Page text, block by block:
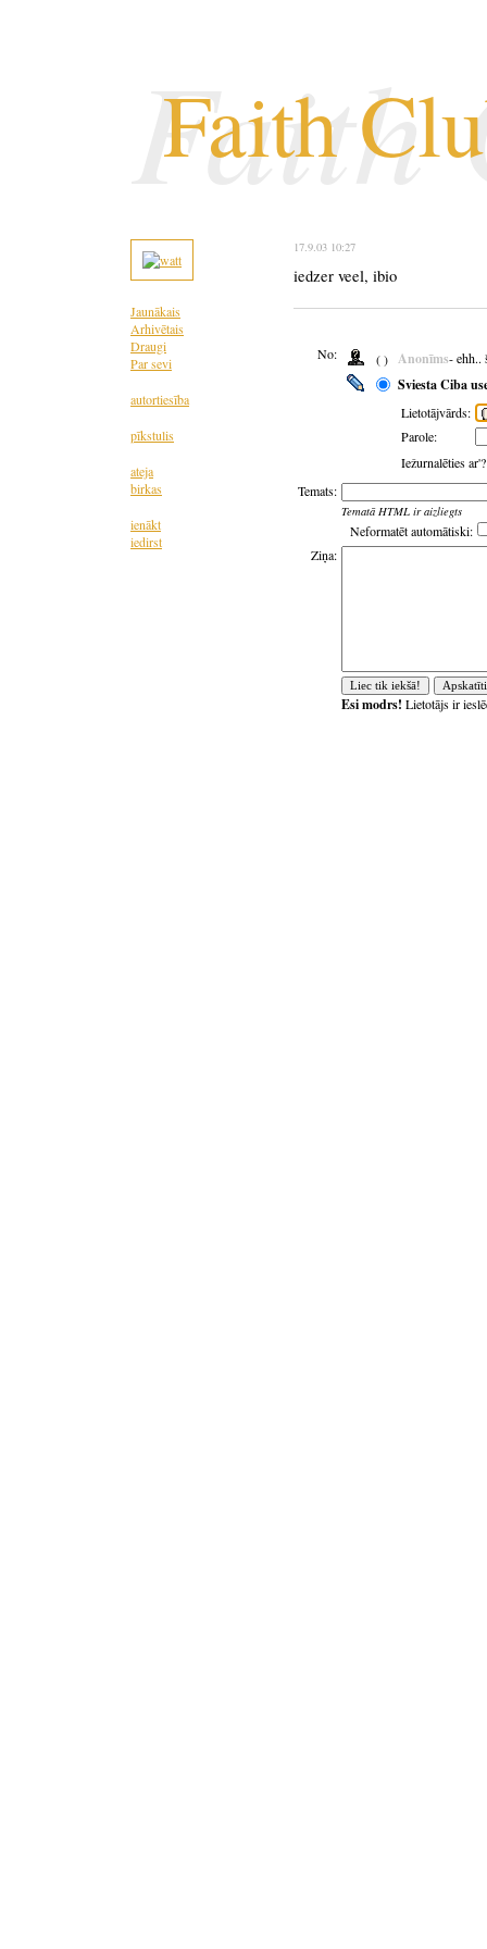
Faith
Faith
Jaunākais
Arhivētais
Draugi
Par sevi
autortiesība
pīkstulis
ateja
birkas
ienākt
iedirst
17.9.03 10:27
iedzer veel, ibio
No: ( ) Anonīms- ehh..
Sviesta Ciba
Lietotājvārds:
Parole:
Iežurnalēties
Temats:
Tematā HTML ir aizliegts
Neformatēt automātiski:
Ziņa:
Esi modrs! Lietotājs ir